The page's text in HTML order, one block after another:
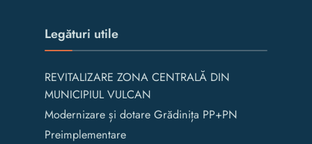
Legături utile
REVITALIZARE ZONA CENTRALĂ DIN
MUNICIPIUL VULCAN
Modernizare și dotare Grădinița PP+PN
Preimplementare